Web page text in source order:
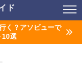
ド
く？アソビューで
10選